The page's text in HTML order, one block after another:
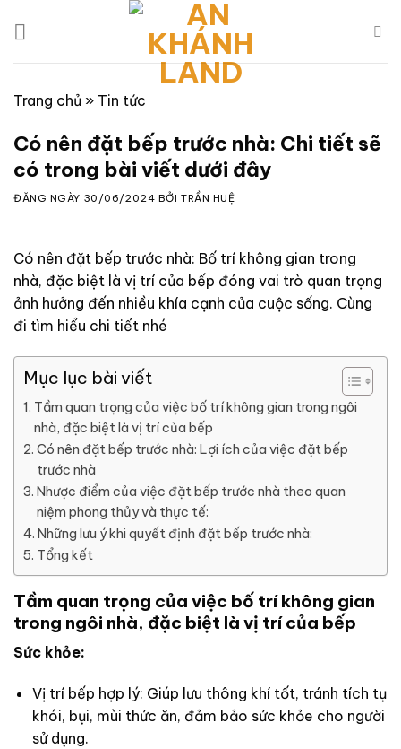
Trang chủ » Tin tức
Có nên đặt bếp trước nhà: Chi tiết sẽ
có trong bài viết dưới đây
ĐĂNG NGÀY 30/06/2024 BỞITRẦN HUỆ
Có nên đặt bếp trước nhà: Bố trí không gian trong
nhà, đặc biệt là vị trí của bếp đóng vai trò quan trọng
ảnh hưởng đến nhiều khía cạnh của cuộc sống. Cùng
đi tìm hiểu chi tiết nhé
Mục lục bài viết
Tầm quan trọng của việc bố trí không gian trong ngôi
nhà, đặc biệt là vị trí của bếp
Có nên đặt bếp trước nhà: Lợi ích của việc đặt bếp
trước nhà
Nhược điểm của việc đặt bếp trước nhà theo quan
niệm phong thủy và thực tế:
Những lưu ý khi quyết định đặt bếp trước nhà:
Tổng kết
Tầm quan trọng của việc bố trí không gian
trong ngôi nhà, đặc biệt là vị trí của bếp
Sức khỏe:
Vị trí bếp hợp lý: Giúp lưu thông khí tốt, tránh tích tụ
khói, bụi, mùi thức ăn, đảm bảo sức khỏe cho người
sử dụng.